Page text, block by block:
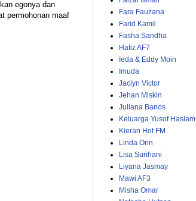
egonya dan
permohonan maaf
Fara Fauzana
Farid Kamil
Fasha Sandha
Hafiz AF7
Ieda & Eddy Moin
Imuda
Jaclyn Victor
Jehan Miskin
Juliana Banos
Keluarga Yusof Haslam
Kieran Hot FM
Linda Onn
Lisa Surihani
Liyana Jasmay
Mawi AF3
Misha Omar